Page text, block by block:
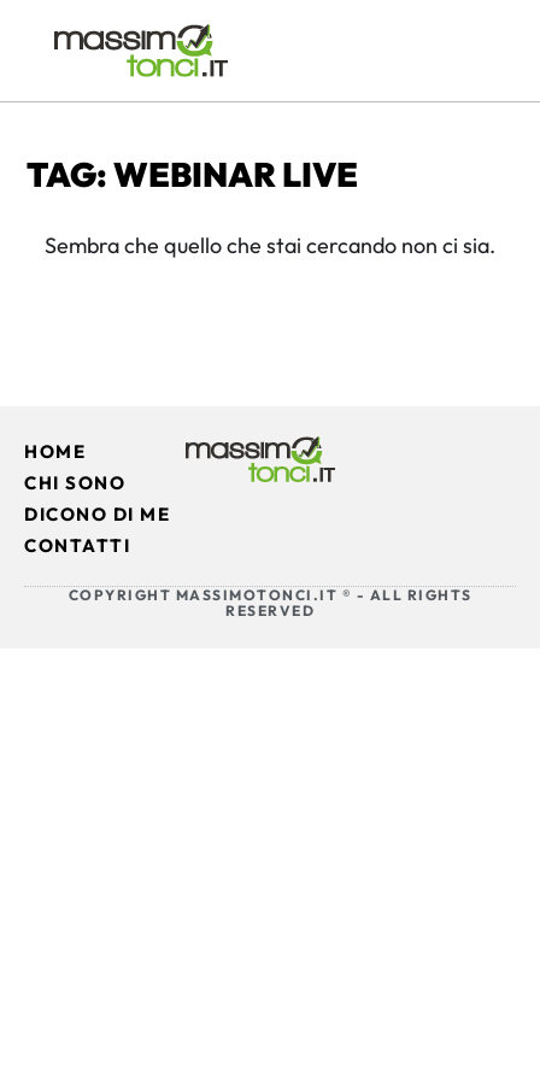
TAG: WEBINAR LIVE
Sembra che quello che stai cercando non ci sia.
HOME
CHI SONO
DICONO DI ME
CONTATTI
COPYRIGHT MASSIMOTONCI.IT ® - ALL RIGHTS
RESERVED